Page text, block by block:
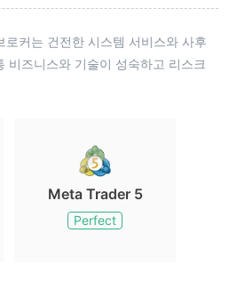
커는 건전한 시스템 서비스와 사후
비즈니스와 기술이 성숙하고 리스크
Meta Trader 5
Perfect